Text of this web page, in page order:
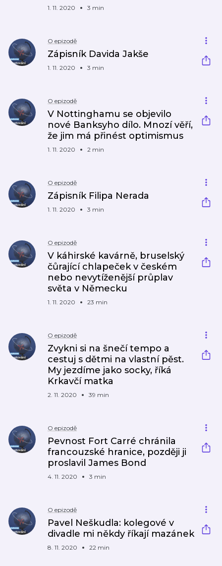
1. 11. 2020 3 min
O epizodě
Zápisník Davida Jakše
1. 11. 2020 3 min
O epizodě
V Nottinghamu se objevilo
nové Banksyho dílo. Mnozí věří,
že jim má přinést optimismus
1. 11. 2020 2 min
O epizodě
Zápisník Filipa Nerada
1. 11. 2020 3 min
O epizodě
V káhirské kavárně, bruselský
čůrající chlapeček v českém
nebo nevytíženější průplav
světa v Německu
1. 11. 2020 23 min
O epizodě
Zvykni si na šnečí tempo a
cestuj s dětmi na vlastní pěst.
My jezdíme jako socky, říká
Krkavčí matka
2. 11. 2020 39 min
O epizodě
Pevnost Fort Carré chránila
francouzské hranice, později ji
proslavil James Bond
4. 11. 2020 3 min
O epizodě
Pavel Neškudla: kolegové v
divadle mi někdy říkají mazánek
8. 11. 2020 22 min